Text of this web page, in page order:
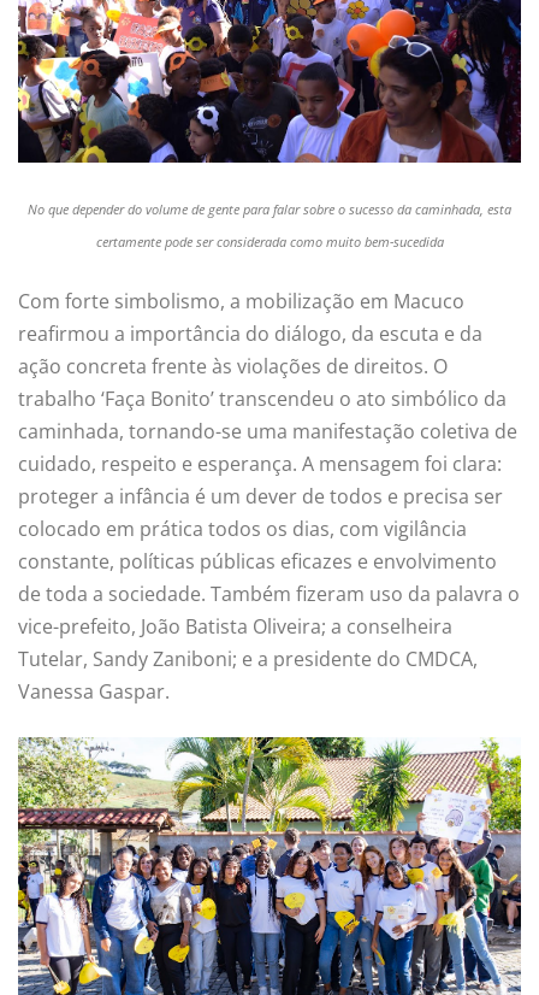
No que depender do volume de gente para falar sobre o sucesso da caminhada, esta
certamente pode ser considerada como muito bem-sucedida
Com forte simbolismo, a mobilização em Macuco
reafirmou a importância do diálogo, da escuta e da
ação concreta frente às violações de direitos. O
trabalho ‘Faça Bonito’ transcendeu o ato simbólico da
caminhada, tornando-se uma manifestação coletiva de
cuidado, respeito e esperança. A mensagem foi clara:
proteger a infância é um dever de todos e precisa ser
colocado em prática todos os dias, com vigilância
constante, políticas públicas eficazes e envolvimento
de toda a sociedade. Também fizeram uso da palavra o
vice-prefeito, João Batista Oliveira; a conselheira
Tutelar, Sandy Zaniboni; e a presidente do CMDCA,
Vanessa Gaspar.